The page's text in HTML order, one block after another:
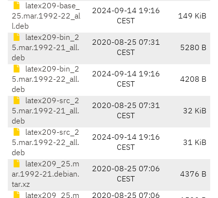
latex209-base_
25.mar.1992-22_al
l.deb
2024-09-14 19:16
CEST
149 KiB
latex209-bin_2
5.mar.1992-21_all.
deb
2020-08-25 07:31
CEST
5280 B
latex209-bin_2
5.mar.1992-22_all.
deb
2024-09-14 19:16
CEST
4208 B
latex209-src_2
5.mar.1992-21_all.
deb
2020-08-25 07:31
CEST
32 KiB
latex209-src_2
5.mar.1992-22_all.
deb
2024-09-14 19:16
CEST
31 KiB
latex209_25.m
ar.1992-21.debian.
tar.xz
2020-08-25 07:06
CEST
4376 B
latex209_25.m 2020-08-25 07:06